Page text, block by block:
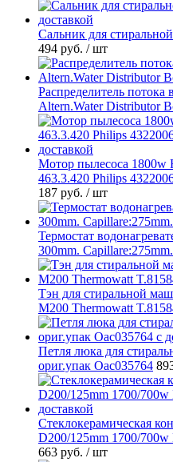
Cальник для
494 руб. / шт
Распределитель
Altern.Water Distributor
Мотор пылесоса 1800w
463.3.420 Philips
187 руб. / шт
Термостат
300mm.
Тэн для стиральной
M200 Thermowatt
Петля люка для
ориг.упак Oac035764
Стеклокерамическая
D200/125mm 1700/700w
663 руб. / шт